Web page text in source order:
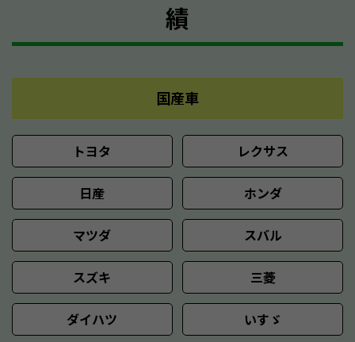
績
国産車
トヨタ レクサス
日産 ホンダ
マツダ スバル
スズキ 三菱
ダイハツ いすゞ